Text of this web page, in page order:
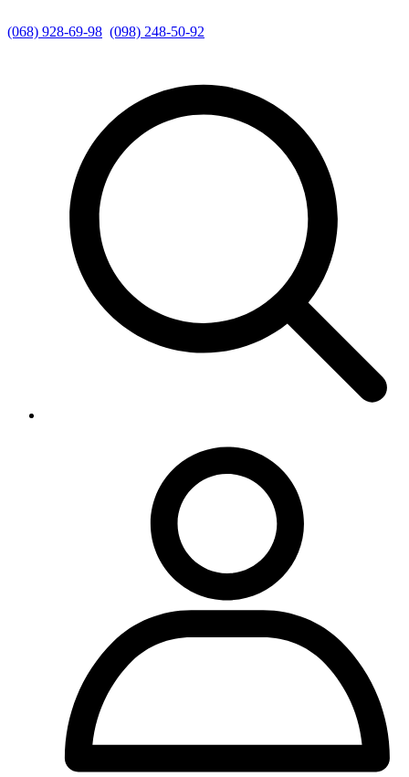
(068) 928-69-98 (098) 248-50-92